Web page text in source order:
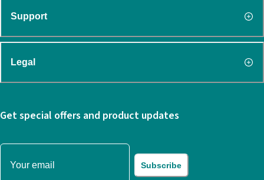
Support
Legal
Get special offers and product updates
Subscribe